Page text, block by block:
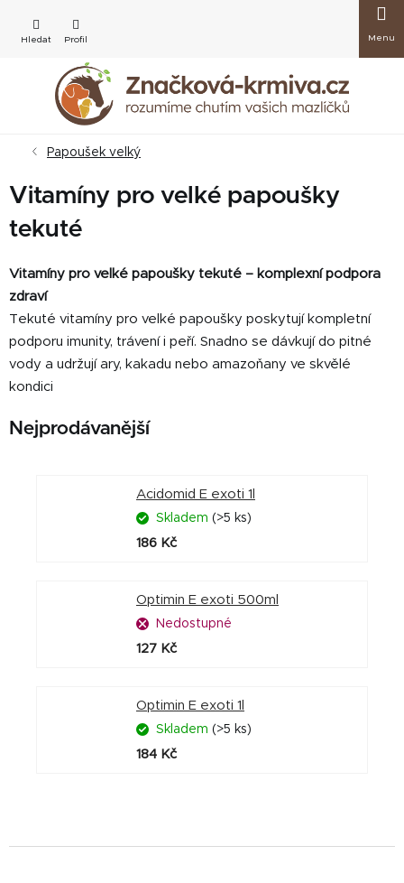
obsah
košík
Papoušek velký
Vitamíny pro velké papoušky
tekuté
Vitamíny pro velké papoušky tekuté – komplexní podpora
zdraví
Tekuté vitamíny pro velké papoušky poskytují kompletní
podporu imunity, trávení i peří. Snadno se dávkují do pitné
vody a udržují ary, kakadu nebo amazoňany ve skvělé
kondici
Nejprodávanější
Acidomid E exoti 1l
Skladem (>5 ks)
186 Kč
Optimin E exoti 500ml
Nedostupné
127 Kč
Optimin E exoti 1l
Skladem (>5 ks)
184 Kč